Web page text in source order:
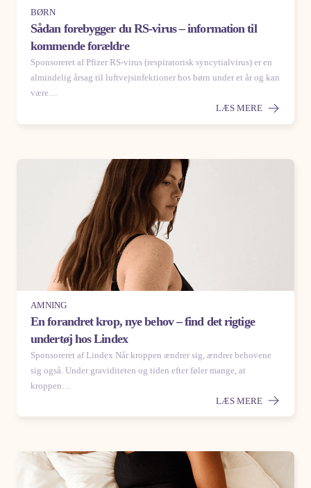
BØRN
Sådan forebygger du RS-virus – information til
kommende forældre
Sponsoreret af Pfizer RS-virus (respiratorisk syncytialvirus) er en
almindelig årsag til luftvejsinfektioner hos børn under et år og kan
være…
LÆS MERE
AMNING
En forandret krop, nye behov – find det rigtige
undertøj hos Lindex
Sponsoreret af Lindex Når kroppen ændrer sig, ændrer behovene
sig også. Under graviditeten og tiden efter føler mange, at
kroppen…
LÆS MERE